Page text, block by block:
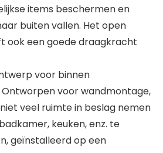
items beschermen en
buiten vallen. Het open
ook een goede draagkracht
voor binnen
voor wandmontage,
veel ruimte in beslag nemen
keuken, enz. te
geïnstalleerd op een